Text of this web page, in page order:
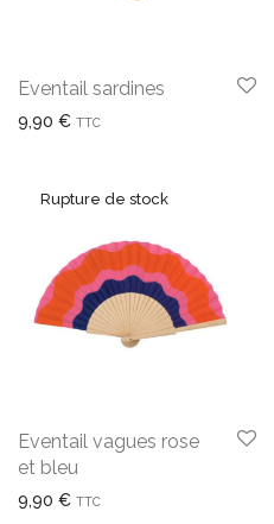
Eventail sardines
9,90 € TTC
Eventail vagues rose
et bleu
9,90 € TTC